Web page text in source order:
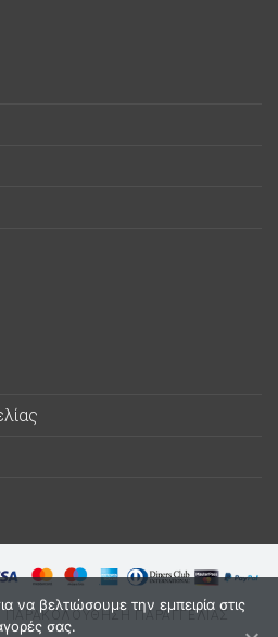
ΠΑΡΑΚΟΛΟΥΘΗΣΗ ΠΑΡΑΓΓΕΛΙΑΣ
να βελτιώσουμε την εμπειρία στις
σας.